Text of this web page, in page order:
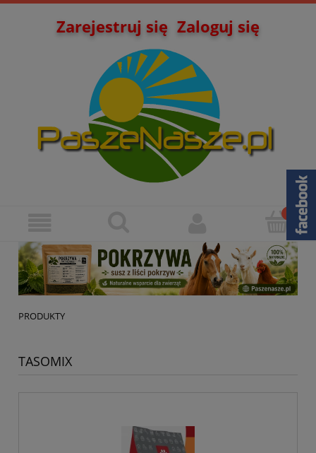
Zarejestruj się Zaloguj się
PRODUKTY
TASOMIX